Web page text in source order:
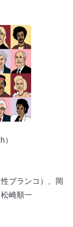
ブランコ）、岡
崎順一